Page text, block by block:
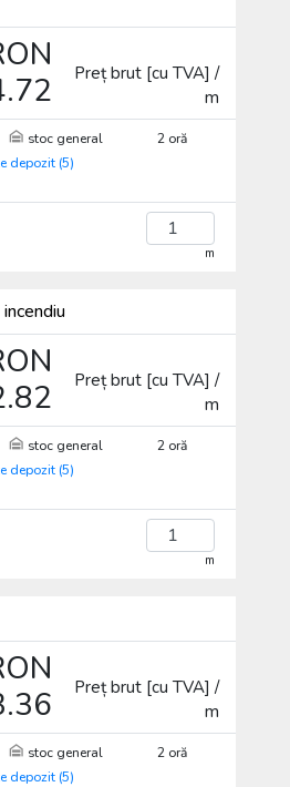
Preț brut [cu TVA] /
m
stoc general
2 oră
depozit (5)
m
Preț brut [cu TVA] /
m
stoc general
2 oră
depozit (5)
m
Preț brut [cu TVA] /
m
stoc general
2 oră
depozit (5)